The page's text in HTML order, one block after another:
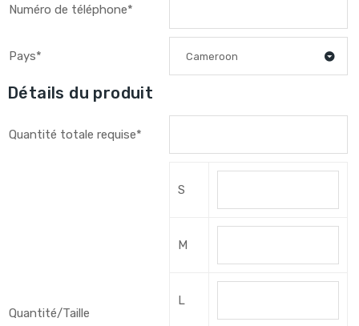
Numéro de téléphone*
Pays* Cameroon
Détails du produit
Quantité totale requise*
Quantité/Taille
S
M
L